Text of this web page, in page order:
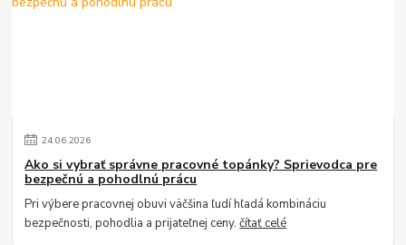
24.06.2026
Ako si vybrať správne pracovné topánky? Sprievodca pre
bezpečnú a pohodlnú prácu
Pri výbere pracovnej obuvi väčšina ľudí hľadá kombináciu
bezpečnosti, pohodlia a prijateľnej ceny.čítať celé